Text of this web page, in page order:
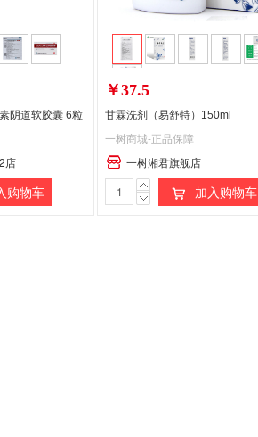
、青海)不发货
阴道软胶囊 6粒
店
购物车
￥37.5
甘霖洗剂（易舒特）150ml
一树商城-正品保障
一树湘君旗舰店
加入购物车